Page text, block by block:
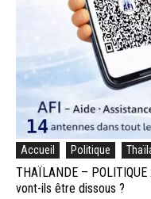
Accueil Politique
THAÏLANDE –
vont-ils être dissous ?